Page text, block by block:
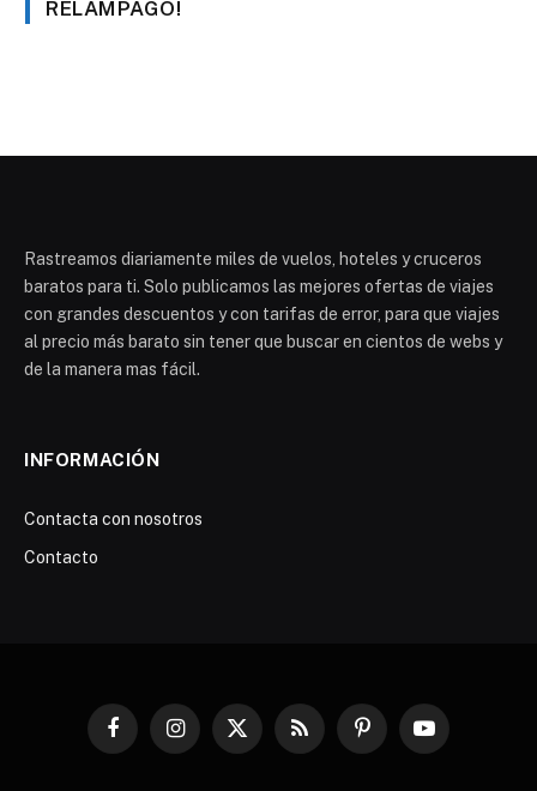
RELÁMPAGO!
Rastreamos diariamente miles de vuelos, hoteles y cruceros
baratos para ti. Solo publicamos las mejores ofertas de viajes
con grandes descuentos y con tarifas de error, para que viajes
al precio más barato sin tener que buscar en cientos de webs y
de la manera mas fácil.
INFORMACIÓN
Contacta con nosotros
Contacto
FacebookInstagram
X
RSS PinterestYouTube